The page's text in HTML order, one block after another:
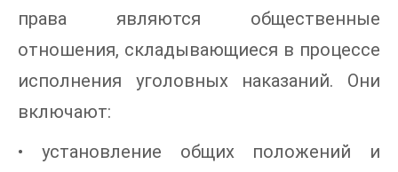
права являются общественные
отношения, складывающиеся в процессе
исполнения уголовных наказаний. Они
включают:
• установление общих положений и